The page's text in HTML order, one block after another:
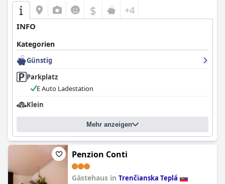
$ +4
INFO
Kategorien
Günstig
Parkplatz
E Auto Ladestation
Klein
Mehr anzeigen
Penzion Conti
Gästehaus in Trenčianska Teplá